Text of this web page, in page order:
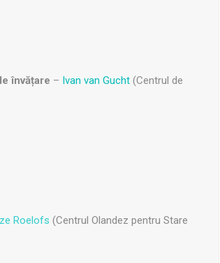
învățare – Ivan van Gucht (Centrul de
Roelofs (Centrul Olandez pentru Stare